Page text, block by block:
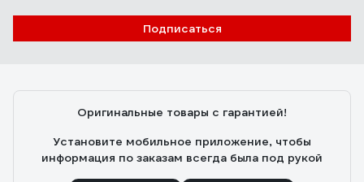
Подписаться
Оригинальные товары с гарантией!
Установите мобильное приложение, чтобы
информация по заказам всегда была под рукой